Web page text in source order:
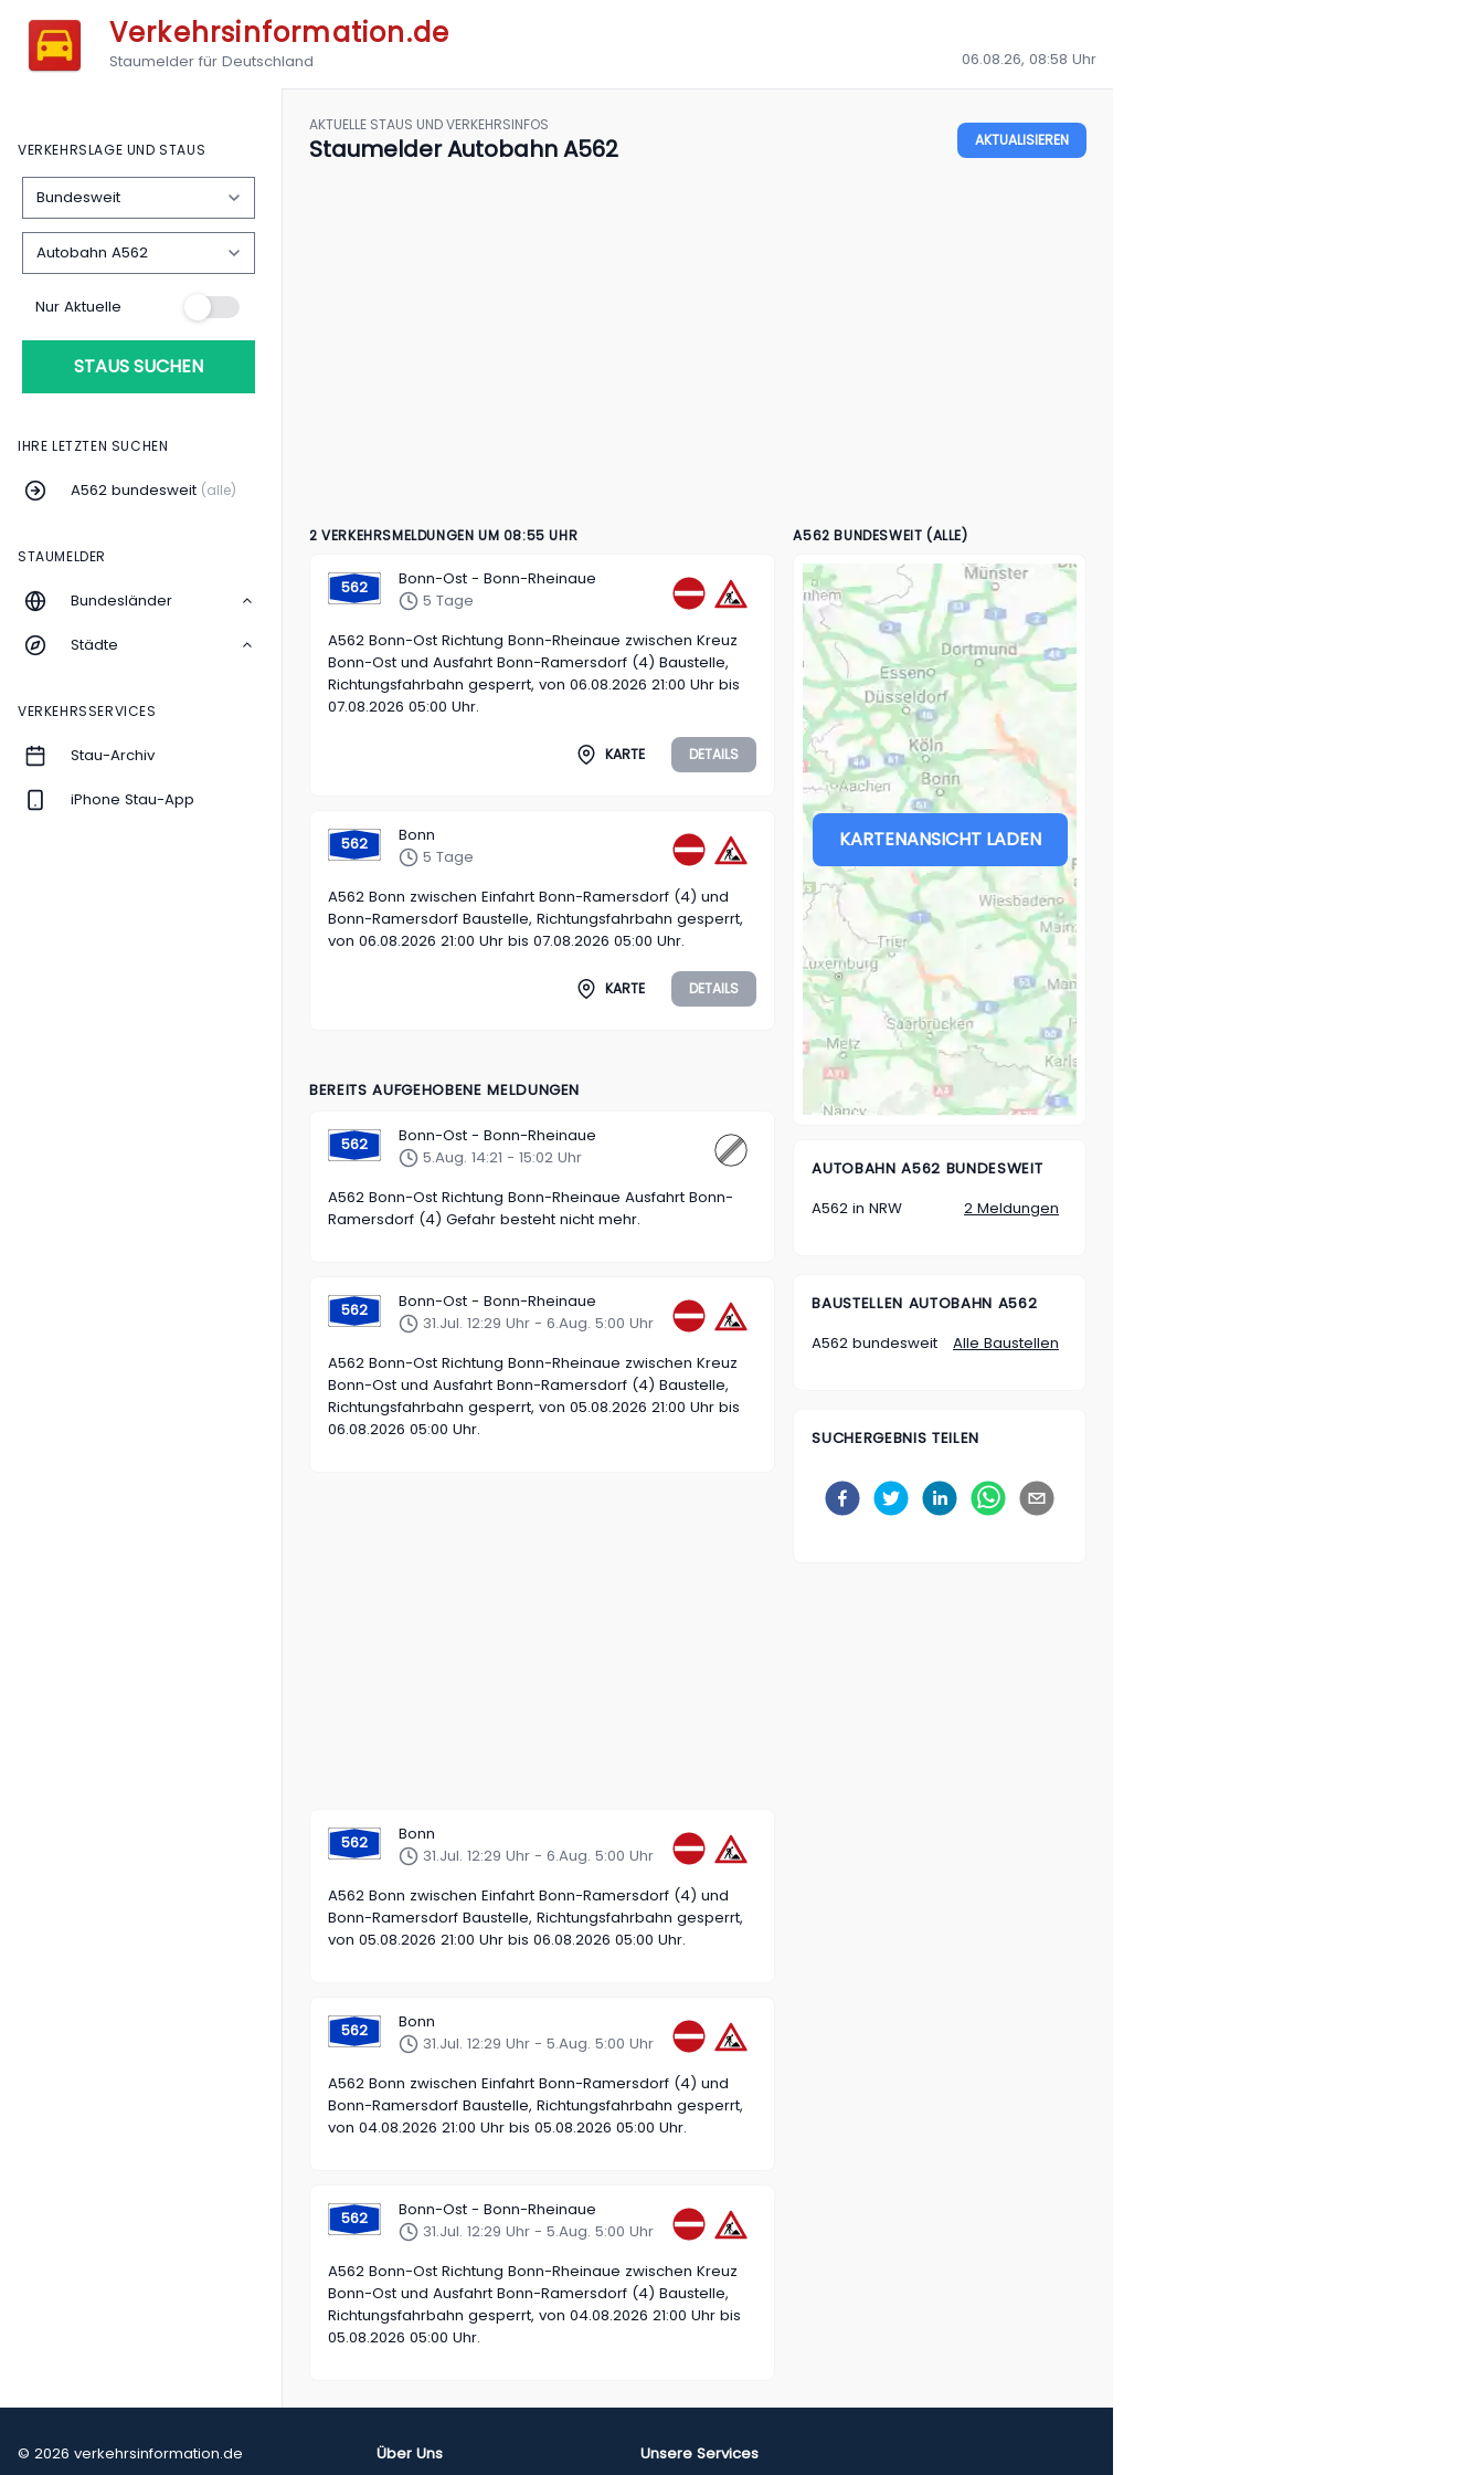
Verkehrsinformation.de
Staumelder für Deutschland 06.08.26, 08:58 Uhr
VERKEHRSLAGE UND STAUS
Nur Aktuelle
STAUS SUCHEN
IHRE LETZTEN SUCHEN
A562 bundesweit (alle)
STAUMELDER
Bundesländer
Städte
VERKEHRSSERVICES
Stau-Archiv
iPhone Stau-App
AKTUELLE STAUS UND VERKEHRSINFOS
Staumelder Autobahn A562 AKTUALISIEREN
2 VERKEHRSMELDUNGEN UM 08:55 UHR
562
Bonn-Ost - Bonn-Rheinaue
5 Tage
A562 Bonn-Ost Richtung Bonn-Rheinaue zwischen Kreuz
Bonn-Ost und Ausfahrt Bonn-Ramersdorf (4) Baustelle,
Richtungsfahrbahn gesperrt, von 06.08.2026 21:00 Uhr bis
07.08.2026 05:00 Uhr.
KARTE DETAILS
562
Bonn
5 Tage
A562 Bonn zwischen Einfahrt Bonn-Ramersdorf (4) und
Bonn-Ramersdorf Baustelle, Richtungsfahrbahn gesperrt,
von 06.08.2026 21:00 Uhr bis 07.08.2026 05:00 Uhr.
KARTE DETAILS
BEREITS AUFGEHOBENE MELDUNGEN
562
Bonn-Ost - Bonn-Rheinaue
5.Aug. 14:21 - 15:02 Uhr
A562 Bonn-Ost Richtung Bonn-Rheinaue Ausfahrt Bonn-
Ramersdorf (4) Gefahr besteht nicht mehr.
562
Bonn-Ost - Bonn-Rheinaue
31.Jul. 12:29 Uhr - 6.Aug. 5:00 Uhr
A562 Bonn-Ost Richtung Bonn-Rheinaue zwischen Kreuz
Bonn-Ost und Ausfahrt Bonn-Ramersdorf (4) Baustelle,
Richtungsfahrbahn gesperrt, von 05.08.2026 21:00 Uhr bis
06.08.2026 05:00 Uhr.
562
Bonn
31.Jul. 12:29 Uhr - 6.Aug. 5:00 Uhr
A562 Bonn zwischen Einfahrt Bonn-Ramersdorf (4) und
Bonn-Ramersdorf Baustelle, Richtungsfahrbahn gesperrt,
von 05.08.2026 21:00 Uhr bis 06.08.2026 05:00 Uhr.
562
Bonn
31.Jul. 12:29 Uhr - 5.Aug. 5:00 Uhr
A562 Bonn zwischen Einfahrt Bonn-Ramersdorf (4) und
Bonn-Ramersdorf Baustelle, Richtungsfahrbahn gesperrt,
von 04.08.2026 21:00 Uhr bis 05.08.2026 05:00 Uhr.
562
Bonn-Ost - Bonn-Rheinaue
31.Jul. 12:29 Uhr - 5.Aug. 5:00 Uhr
A562 Bonn-Ost Richtung Bonn-Rheinaue zwischen Kreuz
Bonn-Ost und Ausfahrt Bonn-Ramersdorf (4) Baustelle,
Richtungsfahrbahn gesperrt, von 04.08.2026 21:00 Uhr bis
05.08.2026 05:00 Uhr.
A562 BUNDESWEIT (ALLE)
KARTENANSICHT LADEN
AUTOBAHN A562 BUNDESWEIT
A562 in NRW
2 Meldungen
BAUSTELLEN AUTOBAHN A562
A562 bundesweit
Alle Baustellen
SUCHERGEBNIS TEILEN
© 2026 verkehrsinformation.de Über Uns Unsere Services